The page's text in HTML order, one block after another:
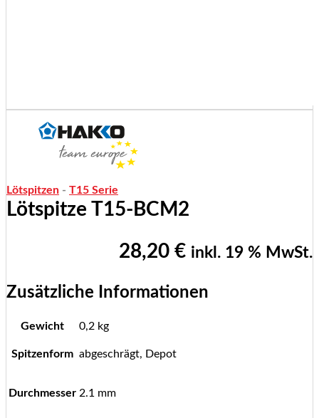
Lötspitzen - T15 Serie
Lötspitze T15-BCM2
28,20 € inkl. 19 % MwSt.
Zusätzliche Informationen
Gewicht 0,2 kg
Spitzenform abgeschrägt, Depot
Durchmesser 2.1 mm